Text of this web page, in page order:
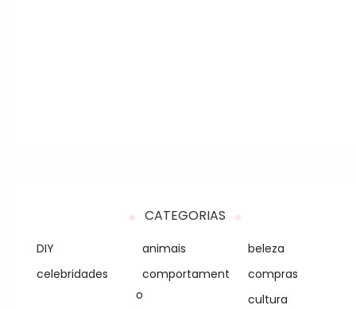
CATEGORIAS
DIY animais
beleza
celebridades
comportament
o
compras
cultura